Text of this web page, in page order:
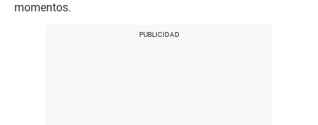
momentos.